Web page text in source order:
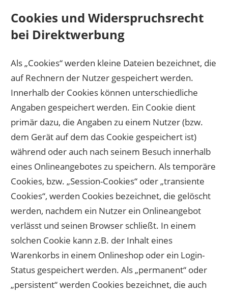
Cookies und Widerspruchsrecht
bei Direktwerbung
Als „Cookies“ werden kleine Dateien bezeichnet, die
auf Rechnern der Nutzer gespeichert werden.
Innerhalb der Cookies können unterschiedliche
Angaben gespeichert werden. Ein Cookie dient
primär dazu, die Angaben zu einem Nutzer (bzw.
dem Gerät auf dem das Cookie gespeichert ist)
während oder auch nach seinem Besuch innerhalb
eines Onlineangebotes zu speichern. Als temporäre
Cookies, bzw. „Session-Cookies“ oder „transiente
Cookies“, werden Cookies bezeichnet, die gelöscht
werden, nachdem ein Nutzer ein Onlineangebot
verlässt und seinen Browser schließt. In einem
solchen Cookie kann z.B. der Inhalt eines
Warenkorbs in einem Onlineshop oder ein Login-
Status gespeichert werden. Als „permanent“ oder
„persistent“ werden Cookies bezeichnet, die auch